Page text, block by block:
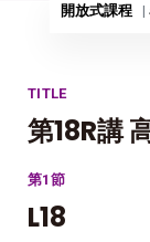
開放式課程
TITLE
第18R講
第1節
L18